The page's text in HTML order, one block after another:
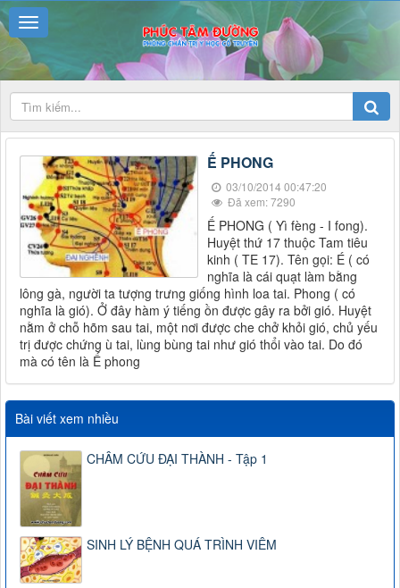
Ế PHONG
03/10/2014 00:47:20
Đã xem: 7290
Ế PHONG ( Yì fèng - I fong).
Huyệt thứ 17 thuộc Tam tiêu
kinh ( TE 17). Tên gọi: É ( có
nghĩa là cái quạt làm bằng
lông gà, người ta tượng trưng giống hình loa tai. Phong ( có
nghĩa là gió). Ở đây hàm ý tiếng ồn được gây ra bởi gió. Huyệt
nằm ở chỗ hõm sau tai, một nơi được che chở khỏi gió, chủ yếu
trị được chứng ù tai, lùng bùng tai như gió thổi vào tai. Do đó
mà có tên là Ế phong
Bài viết xem nhiều
CHÂM CỨU ĐẠI THÀNH - Tập 1
SINH LÝ BỆNH QUÁ TRÌNH VIÊM